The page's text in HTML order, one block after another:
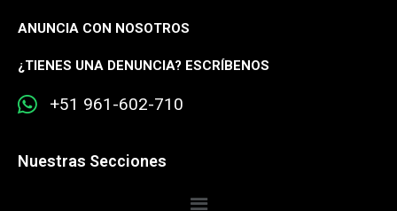
ANUNCIA CON NOSOTROS
¿TIENES UNA DENUNCIA? ESCRÍBENOS
+51 961-602-710
Nuestras Secciones